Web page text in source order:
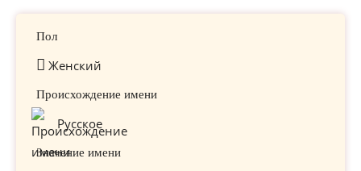
Пол
Женский
Происхождение имени
Русское
Значение имени